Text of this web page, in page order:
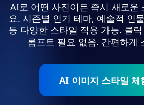
AI로 어떤 사진이든 즉시 새로운
요. 시즌별 인기 테마, 예술적 인
등 다양한 스타일 적용 가능. 클
롬프트 필요 없음. 간편하게
AI 이미지 스타일 체